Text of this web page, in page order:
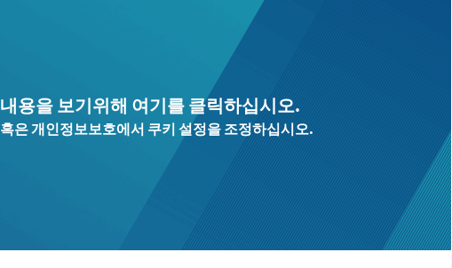
내용을 보기위해 여기를 클릭하십시오.
혹은 개인정보보호에서 쿠키 설정을 조정하십시오.